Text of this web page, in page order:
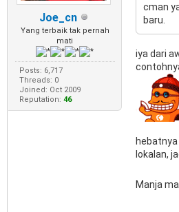
Joe_cn
Yang terbaik tak pernah
mati
Posts: 6,717
Threads: 0
Joined: Oct 2009
Reputation: 46
cman
baru.
iya dari
lokalan,
Manja